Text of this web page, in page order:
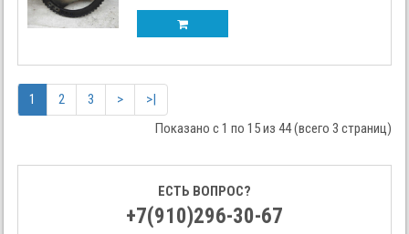
1 2 3 >
>|
Показано с 1 по 15 из 44 (всего 3 страниц)
ЕСТЬ ВОПРОС?
+7(910)296-30-67